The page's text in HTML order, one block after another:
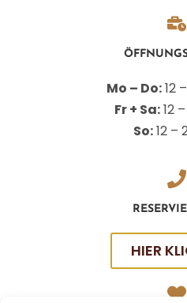
Mo – Do:12
Fr + Sa:12
So:12 –
HIER